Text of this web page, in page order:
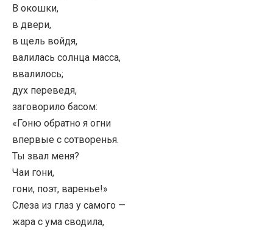
В окошки,
в двери,
в щель войдя,
валилась солнца масса,
ввалилось;
дух переведя,
заговорило басом:
«Гоню обратно я огни
впервые с сотворенья.
Ты звал меня?
Чаи гони,
гони, поэт, варенье!»
Слеза из глаз у самого —
жара с ума сводила,